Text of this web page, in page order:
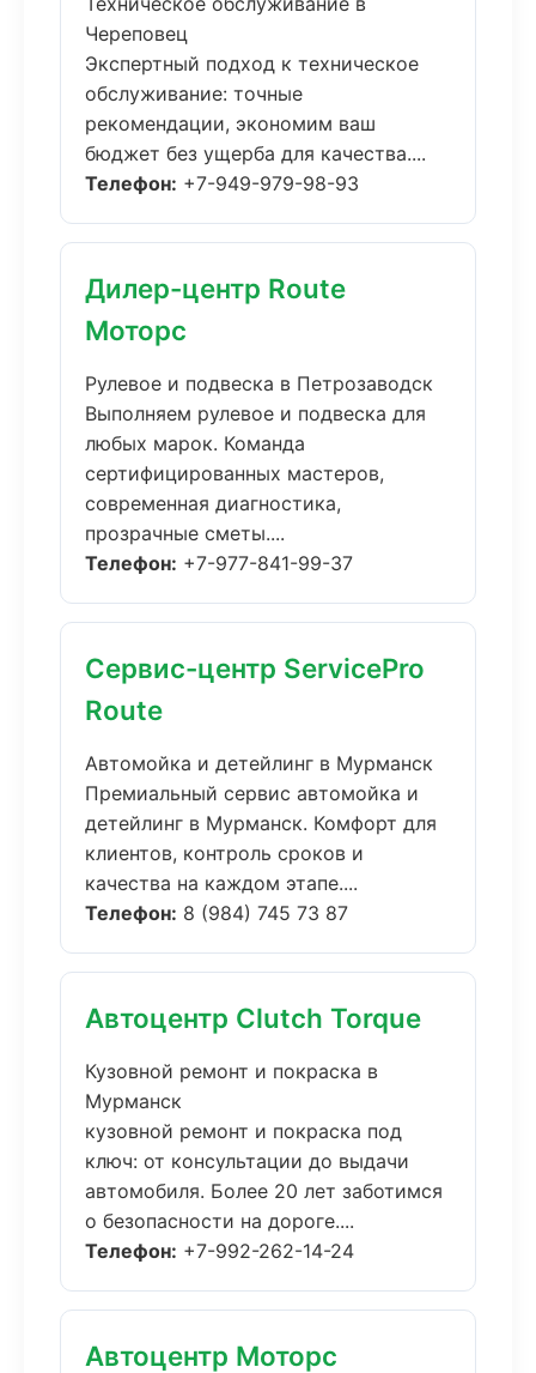
Череповец
Экспертный подход к техническое
обслуживание: точные
рекомендации, экономим ваш
бюджет без ущерба для качества....
Телефон: +7-949-979-98-93
Дилер-центр Route
Моторс
Рулевое и подвеска в Петрозаводск
Выполняем рулевое и подвеска для
любых марок. Команда
сертифицированных мастеров,
современная диагностика,
прозрачные сметы....
Телефон: +7-977-841-99-37
Сервис-центр ServicePro
Route
Автомойка и детейлинг в Мурманск
Премиальный сервис автомойка и
детейлинг в Мурманск. Комфорт для
клиентов, контроль сроков и
качества на каждом этапе....
Телефон: 8 (984) 745 73 87
Автоцентр Clutch Torque
Кузовной ремонт и покраска в
Мурманск
кузовной ремонт и покраска под
ключ: от консультации до выдачи
автомобиля. Более 20 лет заботимся
о безопасности на дороге....
Телефон: +7-992-262-14-24
Автоцентр Моторс